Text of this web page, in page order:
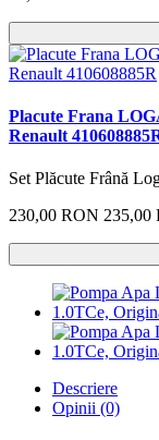
Placute Frana
Renault
Set Plăcute Frână
230,00 RON 235,00
Descriere
Opinii (0)